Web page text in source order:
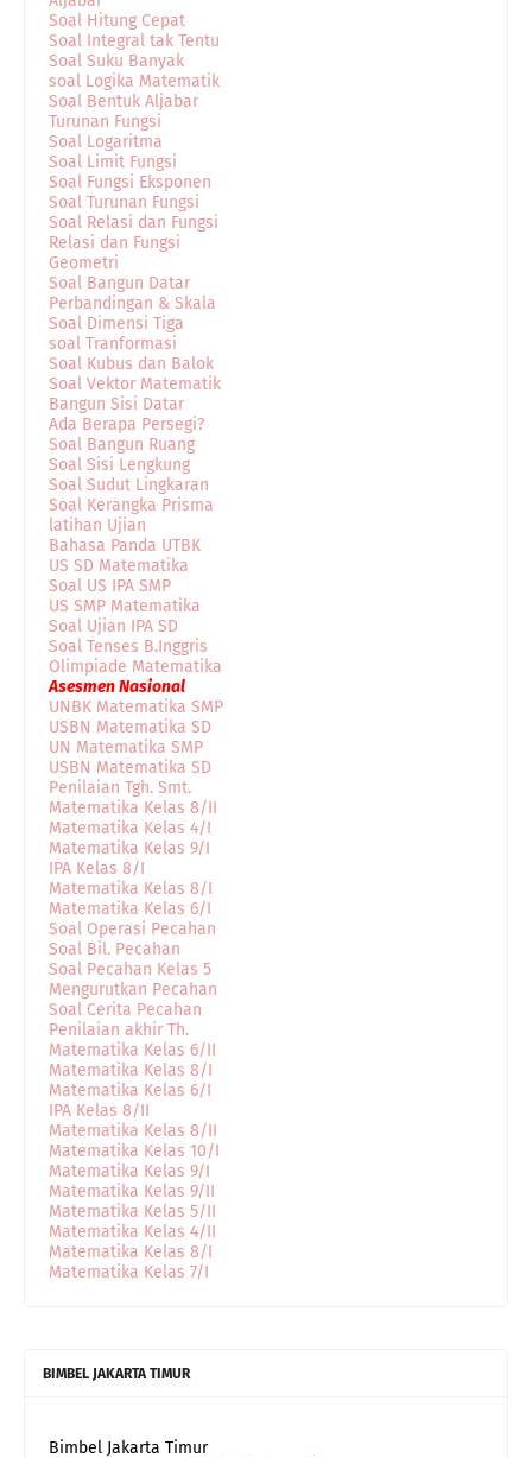
Soal Hitung Cepat
Soal Integral tak Tentu
Soal Suku Banyak
soal Logika Matematik
Soal Bentuk Aljabar
Turunan Fungsi
Soal Logaritma
Soal Limit Fungsi
Soal Fungsi Eksponen
Soal Turunan Fungsi
Soal Relasi dan Fungsi
Relasi dan Fungsi
Geometri
Soal Bangun Datar
Perbandingan & Skala
Soal Dimensi Tiga
soal Tranformasi
Soal Kubus dan Balok
Soal Vektor Matematik
Bangun Sisi Datar
Ada Berapa Persegi?
Soal Bangun Ruang
Soal Sisi Lengkung
Soal Sudut Lingkaran
Soal Kerangka Prisma
latihan Ujian
Bahasa Panda UTBK
US SD Matematika
Soal US IPA SMP
US SMP Matematika
Soal Ujian IPA SD
Soal Tenses B.Inggris
Olimpiade Matematika
Asesmen Nasional
UNBK Matematika SMP
USBN Matematika SD
UN Matematika SMP
USBN Matematika SD
Penilaian Tgh. Smt.
Matematika Kelas 8/II
Matematika Kelas 4/I
Matematika Kelas 9/I
IPA Kelas 8/I
Matematika Kelas 8/I
Matematika Kelas 6/I
Soal Operasi Pecahan
Soal Bil. Pecahan
Soal Pecahan Kelas 5
Mengurutkan Pecahan
Soal Cerita Pecahan
Penilaian akhir Th.
Matematika Kelas 6/II
Matematika Kelas 8/I
Matematika Kelas 6/I
IPA Kelas 8/II
Matematika Kelas 8/II
Matematika Kelas 10/I
Matematika Kelas 9/I
Matematika Kelas 9/II
Matematika Kelas 5/II
Matematika Kelas 4/II
Matematika Kelas 8/I
Matematika Kelas 7/I
BIMBEL JAKARTA TIMUR
Bimbel Jakarta Timur